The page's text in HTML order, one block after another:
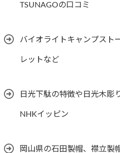
TSUNAGOの口コミ
バイオライトキャンプスト
レットなど
日光下駄の特徴や日光木彫
NHKイッピン
岡山県の石田製帽、襟立製